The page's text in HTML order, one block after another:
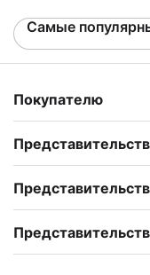
Самые
Покупателю